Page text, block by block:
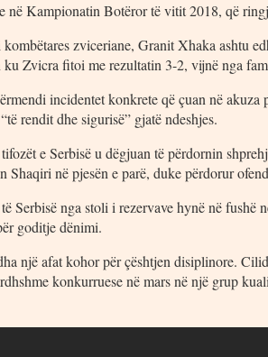
në Kampionatin Botëror të vitit 2018, që
zviceriane, Granit Xhaka ashtu
ku Zvicra fitoi me rezultatin 3-2, vijnë nga
incidentet konkrete që çuan në
rendit dhe sigurisë” gjatë ndeshjes.
e Serbisë u dëgjuan të përdornin
Shaqiri në pjesën e parë, duke përdorur
Serbisë nga stoli i rezervave hynë në
goditje dënimi.
një afat kohor për çështjen disiplinore.
konkurruese në mars në një grup